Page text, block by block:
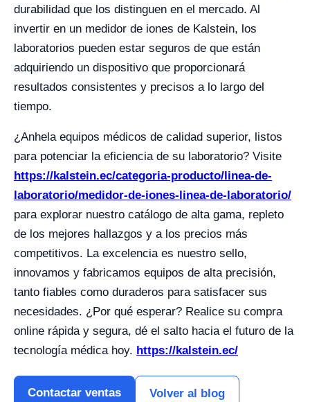
durabilidad que los distinguen en el mercado. Al
invertir en un medidor de iones de Kalstein, los
laboratorios pueden estar seguros de que están
adquiriendo un dispositivo que proporcionará
resultados consistentes y precisos a lo largo del
tiempo.
¿Anhela equipos médicos de calidad superior, listos
para potenciar la eficiencia de su laboratorio? Visite
https://kalstein.ec/categoria-producto/linea-de-
laboratorio/medidor-de-iones-linea-de-laboratorio/
para explorar nuestro catálogo de alta gama, repleto
de los mejores hallazgos y a los precios más
competitivos. La excelencia es nuestro sello,
innovamos y fabricamos equipos de alta precisión,
tanto fiables como duraderos para satisfacer sus
necesidades. ¿Por qué esperar? Realice su compra
online rápida y segura, dé el salto hacia el futuro de la
tecnología médica hoy. https://kalstein.ec/
Contactar ventas Volver al blog